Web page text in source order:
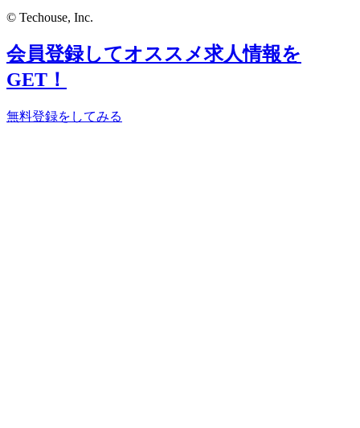
© Techouse, Inc.
会員登録してオススメ求人情報を
GET！
無料登録をしてみる